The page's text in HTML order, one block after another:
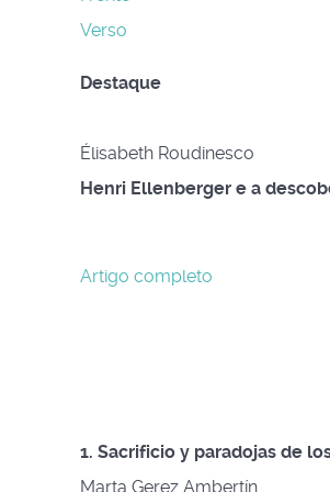
Verso
Destaque
Élisabeth Roudinesco
Henri Ellenberger e a
Artigo completo
1. Sacrificio y paradojas de
Marta Gerez Ambertín